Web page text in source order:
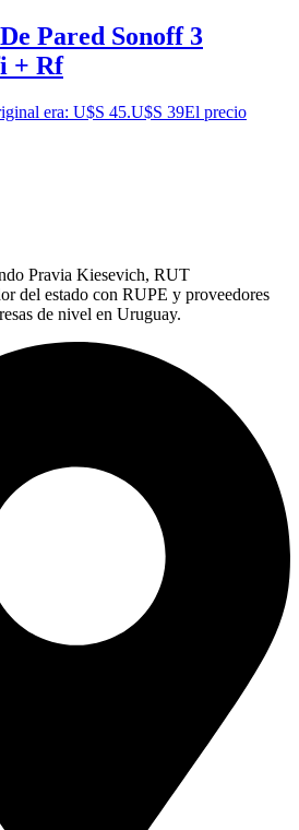
Pared Sonoff 3
+ Rf
era: U$S 45.U$S 39El precio
Pravia Kiesevich, RUT
del estado con RUPE y proveedores
de nivel en Uruguay.